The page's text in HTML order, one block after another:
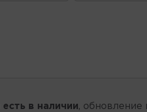
есть в наличии, обновление